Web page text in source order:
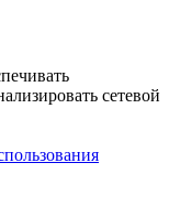
сетевой